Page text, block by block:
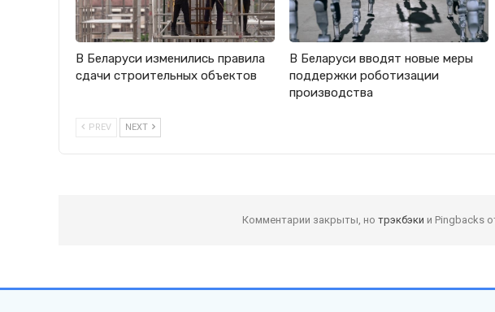
В Беларуси изменились правила
сдачи строительных объектов
В Беларуси вводят новые меры
поддержки роботизации
производства
PREV NEXT
Комментарии закрыты, но трэкбэки и Pingbacks